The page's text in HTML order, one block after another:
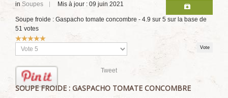
in Soupes Mis à jour : 09 juin 2021
Soupe froide : Gaspacho tomate concombre - 4.9 sur 5 sur la base de
51 votes
Vote
utilisateur:
Veuillez
voter
Tweet
SOUPE FROIDE : GASPACHO TOMATE CONCOMBRE